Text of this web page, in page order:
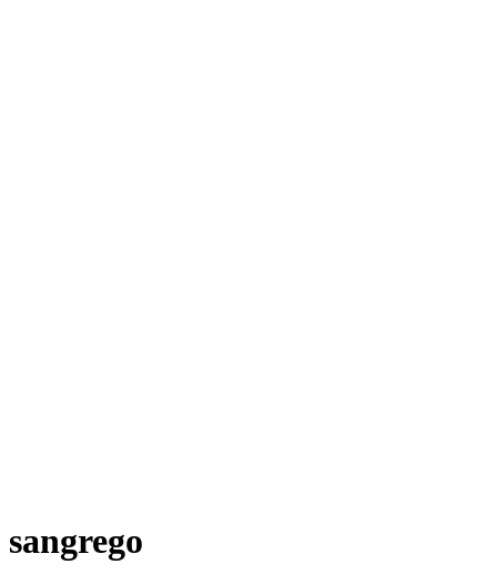
sangrego